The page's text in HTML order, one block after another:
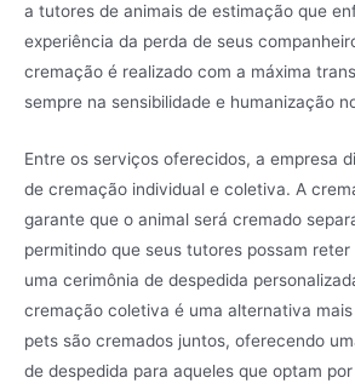
a tutores de animais de estimação que
experiência da perda de seus
cremação é realizado com a máxima
sempre na sensibilidade e humanização
Entre os serviços oferecidos, a empresa
de cremação individual e coletiva. A
garante que o animal será cremado
permitindo que seus tutores possam
uma cerimônia de despedida
cremação coletiva é uma alternativa
pets são cremados juntos, oferecendo
de despedida para aqueles que optam